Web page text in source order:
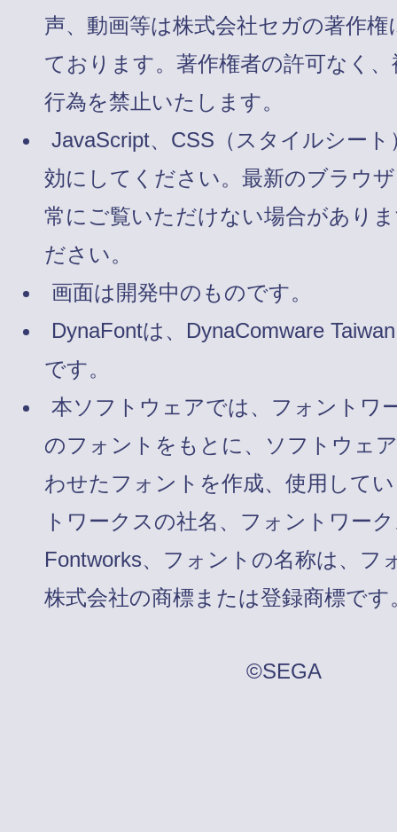
声、動画等は株式会社セガの著作
ております。著作権者の許可なく
行為を禁止いたします。
JavaScript、CSS（スタイルシート
効にしてください。最新のブラウ
常にご覧いただけない場合があり
ださい。
画面は開発中のものです。
DynaFontは、DynaComware
です。
本ソフトウェアでは、フォントワ
のフォントをもとに、ソフトウェ
わせたフォントを作成、使用して
トワークスの社名、フォントワー
Fontworks、フォントの名称は、フ
株式会社の商標または登録商標です
©SEGA